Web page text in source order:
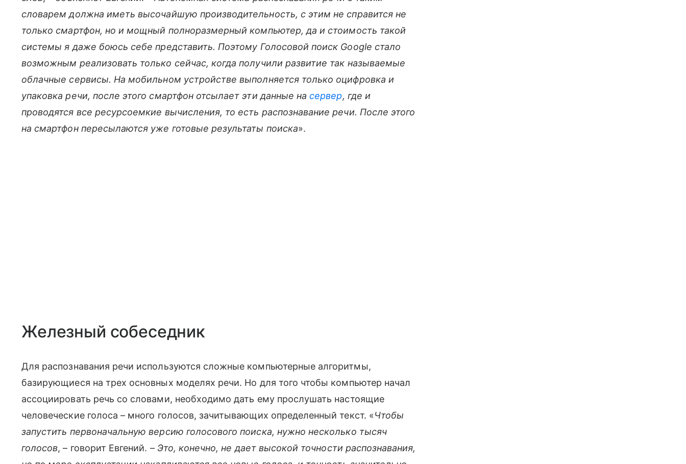
словарем должна иметь высочайшую производительность, с этим не справится не
только смартфон, но и мощный полноразмерный компьютер, да и стоимость такой
системы я даже боюсь себе представить. Поэтому Голосовой поиск Google стало
возможным реализовать только сейчас, когда получили развитие так называемые
облачные сервисы. На мобильном устройстве выполняется только оцифровка и
упаковка речи, после этого смартфон отсылает эти данные насервер, где и
проводятся все ресурсоемкие вычисления, то есть распознавание речи. После этого
на смартфон пересылаются уже готовые результаты поиска».
Железный собеседник
Для распознавания речи используются сложные компьютерные алгоритмы,
базирующиеся на трех основных моделях речи. Но для того чтобы компьютер начал
ассоциировать речь со словами, необходимо дать ему прослушать настоящие
человеческие голоса – много голосов, зачитывающих определенный текст. «Чтобы
запустить первоначальную версию голосового поиска, нужно несколько тысяч
голосов, – говорит Евгений. – Это, конечно, не дает высокой точности распознавания,